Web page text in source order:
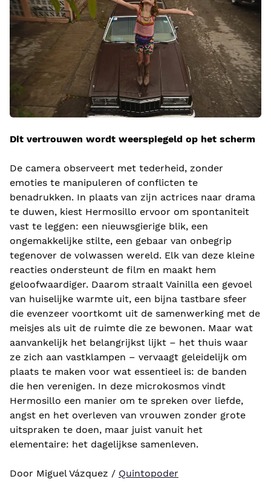
Dit vertrouwen wordt weerspiegeld op het scherm
De camera observeert met tederheid, zonder
emoties te manipuleren of conflicten te
benadrukken. In plaats van zijn actrices naar drama
te duwen, kiest Hermosillo ervoor om spontaniteit
vast te leggen: een nieuwsgierige blik, een
ongemakkelijke stilte, een gebaar van onbegrip
tegenover de volwassen wereld. Elk van deze kleine
reacties ondersteunt de film en maakt hem
geloofwaardiger. Daarom straalt Vainilla een gevoel
van huiselijke warmte uit, een bijna tastbare sfeer
die evenzeer voortkomt uit de samenwerking met de
meisjes als uit de ruimte die ze bewonen. Maar wat
aanvankelijk het belangrijkst lijkt – het thuis waar
ze zich aan vastklampen – vervaagt geleidelijk om
plaats te maken voor wat essentieel is: de banden
die hen verenigen. In deze microkosmos vindt
Hermosillo een manier om te spreken over liefde,
angst en het overleven van vrouwen zonder grote
uitspraken te doen, maar juist vanuit het
elementaire: het dagelijkse samenleven.
Door Miguel Vázquez / Quintopoder